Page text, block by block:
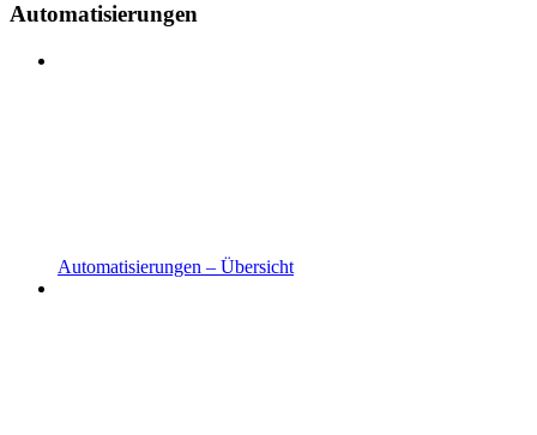
Automatisierungen
Automatisierungen – Übersicht